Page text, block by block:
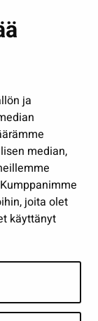
ja
median,
joita olet
käyttänyt